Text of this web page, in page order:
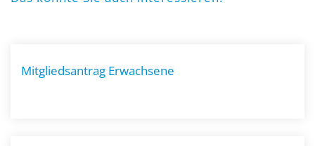
Mitgliedsantrag Erwachsene